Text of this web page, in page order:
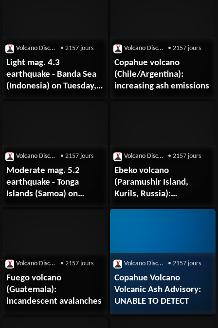
Volcano Discovery • 2157 jours
Light mag. 4.3
earthquake - Banda Sea
(Indonesia) on Tuesday, 8
Volcano Discovery • 2157 jours
Copahue volcano
(Chile/Argentina):
increasing ash emissions
Volcano Discovery • 2157 jours
Moderate mag. 5.2
earthquake - Tonga
Islands (Samoa) on
Volcano Discovery • 2157 jours
Ebeko volcano
(Paramushir Island,
Kurils, Russia):
Volcano Discovery • 2157 jours
Fuego volcano
(Guatemala):
incandescent avalanches
Volcano Discovery • 2157 jours
Copahue Volcano
Volcanic Ash Advisory:
UNABLE TO DETECT